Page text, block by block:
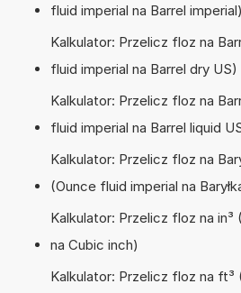
fluid imperial na Barrel imperial)
Kalkulator: Przelicz floz na
fluid imperial na Barrel dry US)
Kalkulator: Przelicz floz na
fluid imperial na Barrel liquid
Kalkulator: Przelicz floz na
(Ounce fluid imperial na
Kalkulator: Przelicz floz na in³
na Cubic inch)
Kalkulator: Przelicz floz na ft³